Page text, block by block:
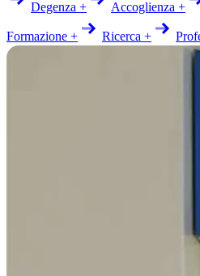
Degenza + Accoglienza +
Formazione + Ricerca +